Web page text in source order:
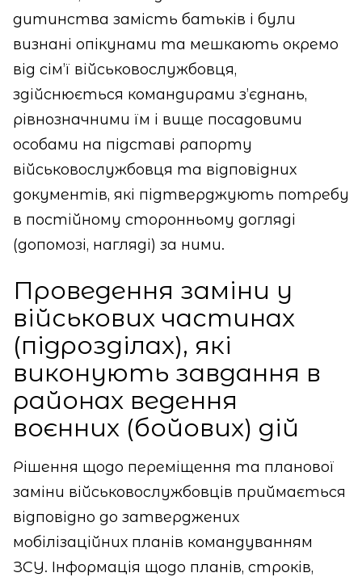
дитинства замість батьків і були
визнані опікунами та мешкають окремо
від сім’ї військовослужбовця,
здійснюється командирами з’єднань,
рівнозначними їм і вище посадовими
особами на підставі рапорту
військовослужбовця та відповідних
документів, які підтверджують потребу
в постійному сторонньому догляді
(допомозі, нагляді) за ними.
Проведення заміни у
військових частинах
(підрозділах), які
виконують завдання в
районах ведення
воєнних (бойових) дій
Рішення щодо переміщення та планової
заміни військовослужбовців приймається
відповідно до затверджених
мобілізаційних планів командуванням
ЗСУ. Інформація щодо планів, строків,